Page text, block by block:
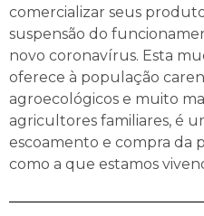
comercializar seus
suspensão do
novo coronavírus. Esta
oferece à população
agroecológicos e muito
agricultores familiares, é
escoamento e compra da
como a que estamos